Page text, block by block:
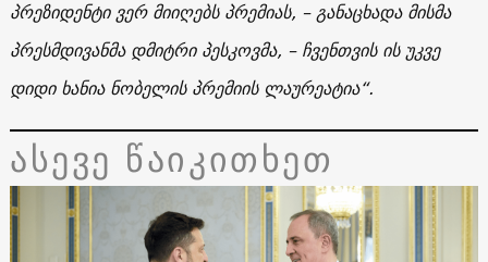
პრეზიდენტი ვერ მიიღებს პრემიას, – განაცხადა მისმა
პრესმდივანმა დმიტრი პესკოვმა, – ჩვენთვის ის უკვე
დიდი ხანია ნობელის პრემიის ლაურეატია“.
ასევე წაიკითხეთ